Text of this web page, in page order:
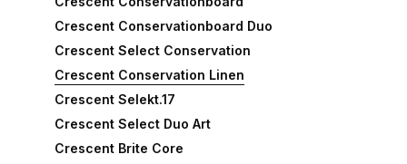
Crescent Conservationboard Duo
Crescent Select Conservation
Crescent Conservation Linen
Crescent Selekt.17
Crescent Select Duo Art
Crescent Brite Core